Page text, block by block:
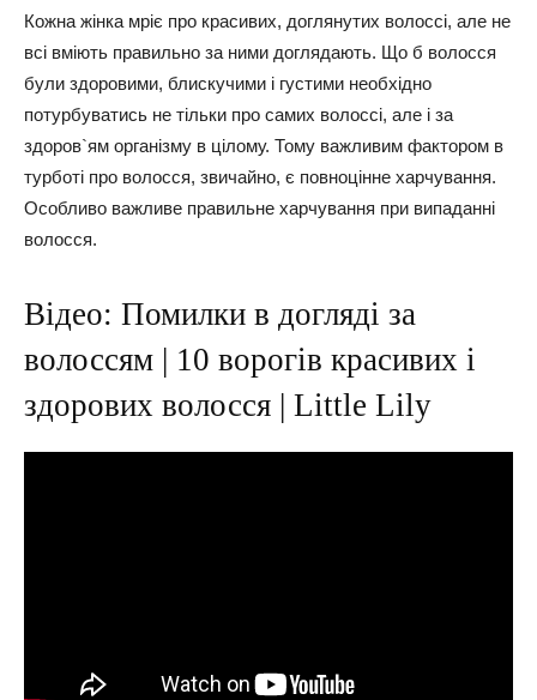
Кожна жінка мріє про красивих, доглянутих волоссі, але не
всі вміють правильно за ними доглядають. Що б волосся
були здоровими, блискучими і густими необхідно
потурбуватись не тільки про самих волоссі, але і за
здоров`ям організму в цілому. Тому важливим фактором в
турботі про волосся, звичайно, є повноцінне харчування.
Особливо важливе правильне харчування при випаданні
волосся.
Відео: Помилки в догляді за
волоссям | 10 ворогів красивих і
здорових волосся | Little Lily